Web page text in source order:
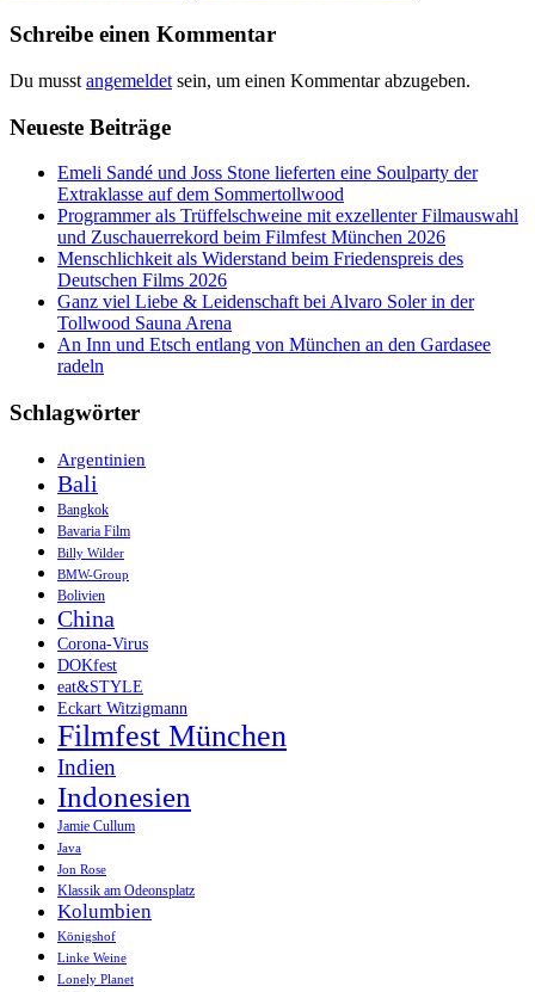
Schreibe einen Kommentar
Du musst angemeldet sein, um einen Kommentar abzugeben.
Neueste Beiträge
Emeli Sandé und Joss Stone lieferten eine Soulparty der
Extraklasse auf dem Sommertollwood
Programmer als Trüffelschweine mit exzellenter Filmauswahl
und Zuschauerrekord beim Filmfest München 2026
Menschlichkeit als Widerstand beim Friedenspreis des
Deutschen Films 2026
Ganz viel Liebe & Leidenschaft bei Alvaro Soler in der
Tollwood Sauna Arena
An Inn und Etsch entlang von München an den Gardasee
radeln
Schlagwörter
Argentinien
Bali
Bangkok
Bavaria Film
Billy Wilder
BMW-Group
Bolivien
China
Corona-Virus
DOKfest
eat&STYLE
Eckart Witzigmann
Filmfest München
Indien
Indonesien
Jamie Cullum
Java
Jon Rose
Klassik am Odeonsplatz
Kolumbien
Königshof
Linke Weine
Lonely Planet